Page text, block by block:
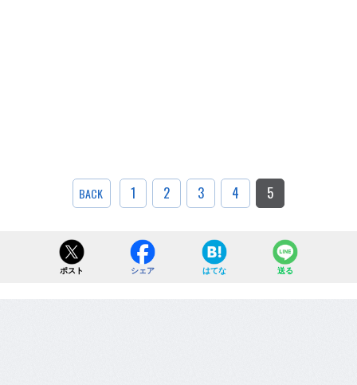
BACK 1 2 3 4 5
ポスト シェア はてな 送る